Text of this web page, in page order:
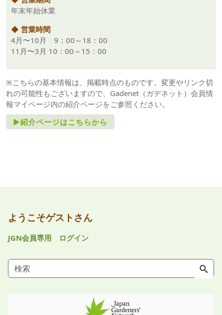
年末年始休業
◆ 営業時間
4月〜10月 9：00～18：00
11月〜3月 10：00～15：00
※こちらの基本情報は、掲載時点のものです。変更やリンク切
れの可能性もございますので、Gadenet（ガデネット）会員情
報マイページ内の紹介ページをご参照ください。
►紹介ページはこちらから
ようこそゲストさん
JGN会員専用 ログイン